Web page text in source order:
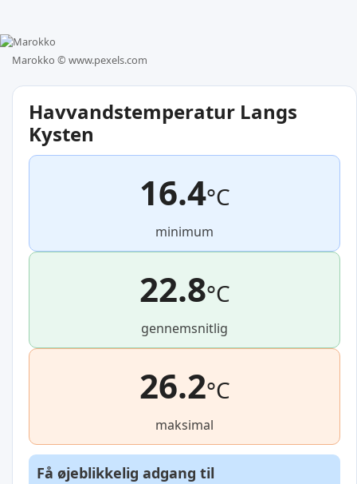
Marokko © www.pexels.com
Havvandstemperatur Langs
Kysten
16.4°C
minimum
22.8°C
gennemsnitlig
26.2°C
maksimal
Få øjeblikkelig adgang til